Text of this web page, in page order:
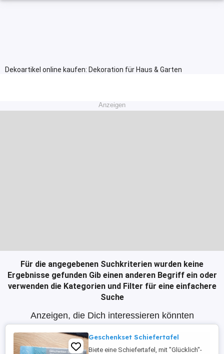
Dekoartikel online kaufen: Dekoration für Haus & Garten
Anzeigen
Für die angegebenen Suchkriterien wurden keine
Ergebnisse gefunden Gib einen anderen Begriff ein oder
verwenden die Kategorien und Filter für eine einfachere
Suche
Anzeigen, die Dich interessieren könnten
Geschenkset Schiefertafel
Biete eine Schiefertafel, mit "Glücklich"-